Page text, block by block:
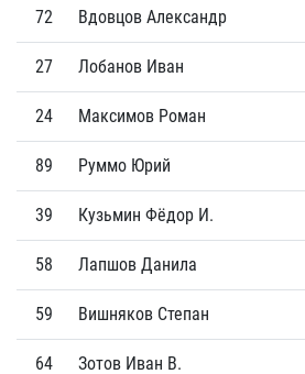
72 Вдовцов Александр
27 Лобанов Иван
24 Максимов Роман
89 Руммо Юрий
39 Кузьмин Фёдор И.
58 Лапшов Данила
59 Вишняков Степан
64 Зотов Иван В.